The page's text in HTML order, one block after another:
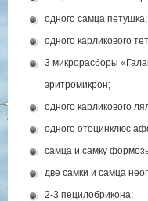
одного самца петушка;
одного карликового
3 микрорасборы
эритромикрон;
одного карликового
одного отоцинклюс
самца и самку
две самки и самца
2-3 пецилобрикона;